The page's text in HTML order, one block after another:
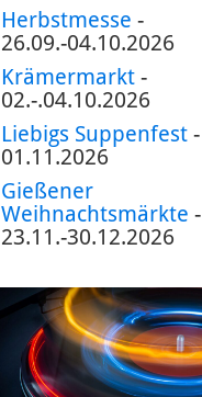
Herbstmesse -
26.09.-04.10.2026
Krämermarkt-
02.-.04.10.2026
Liebigs Suppenfest-
01.11.2026
Gießener
Weihnachtsmärkte -
23.11.-30.12.2026